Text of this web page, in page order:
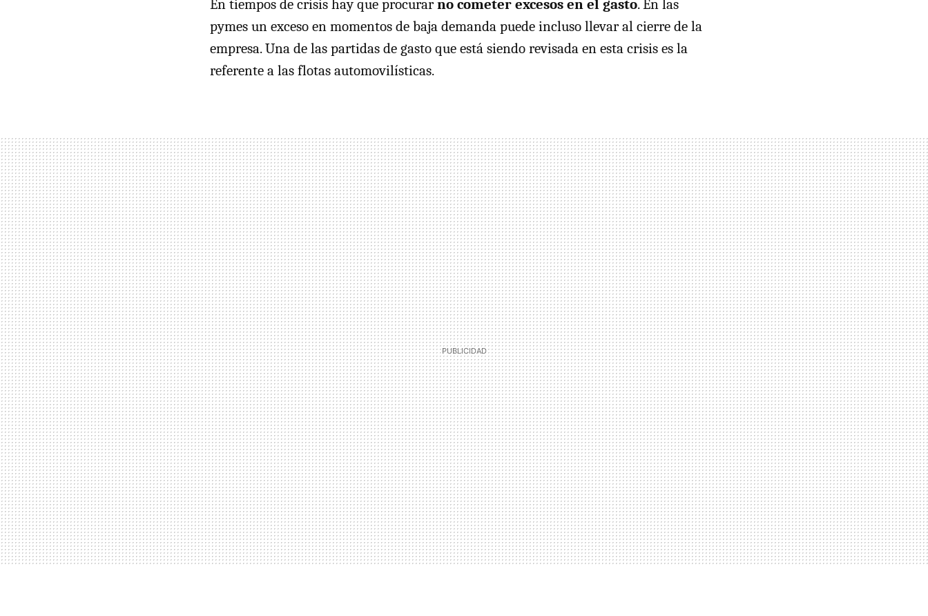
En tiempos de crisis hay que procurarno cometer excesos en el gasto. En las
pymes un exceso en momentos de baja demanda puede incluso llevar al cierre de la
empresa. Una de las partidas de gasto que está siendo revisada en esta crisis es la
referente a las flotas automovilísticas.